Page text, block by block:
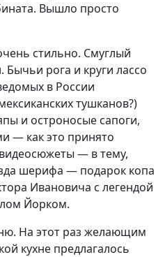
Вышло просто
стильно. Смуглый
Бычьи рога и круги лассо
в России
тушканов?)
и остроносые сапоги,
— как это принято
— в тему,
шерифа — подарок копа
Ивановича с легендой
Йорком.
На этот раз желающим
кухне предлагалось